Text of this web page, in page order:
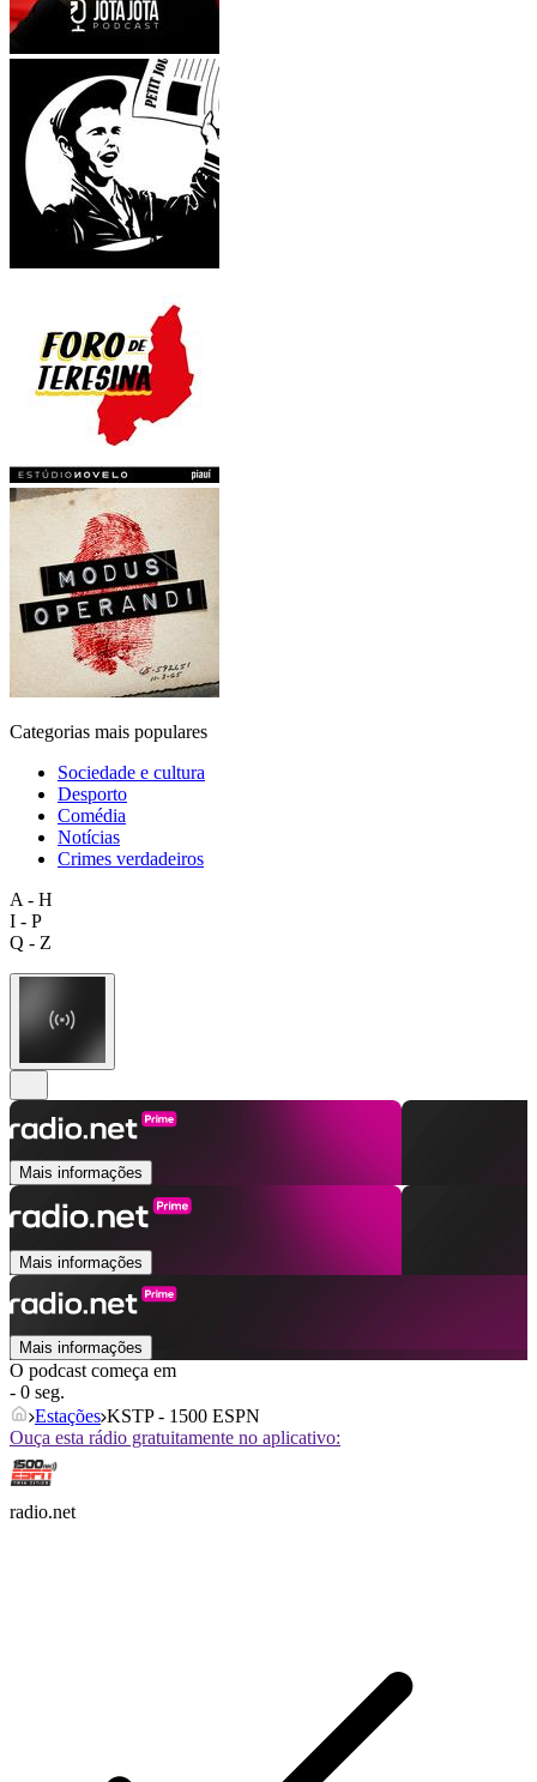
Categorias mais populares
Sociedade e cultura
Desporto
Comédia
Notícias
Crimes verdadeiros
A - H
I - P
Q - Z
Mais informações
Mais informações
Mais informações
O podcast começa em
- 0 seg.
Estações KSTP - 1500 ESPN
Ouça esta rádio gratuitamente no aplicativo:
radio.net